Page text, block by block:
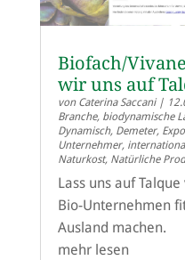
Biofach/
wir uns auf
von Caterina Saccani|
Branche, biodynamische
Dynamisch, Demeter,
Unternehmer,
Naturkost, Natürliche
Lass uns auf
Bio-Unternehmen
Ausland machen.
mehr lesen